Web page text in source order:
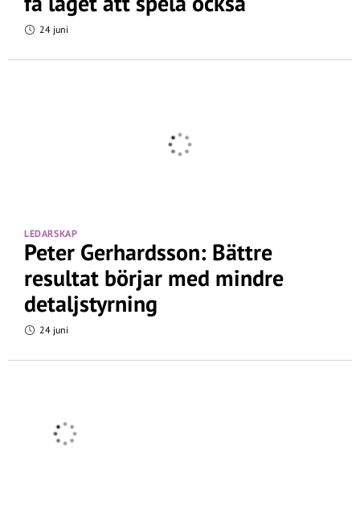
24 juni
LEDARSKAP
Peter Gerhardsson: Bättre
resultat börjar med mindre
detaljstyrning
24 juni